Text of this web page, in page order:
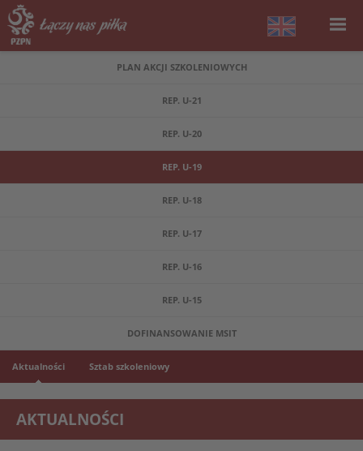
PLAN AKCJI SZKOLENIOWYCH
REP. U-21
REP. U-20
REP. U-19
REP. U-18
REP. U-17
REP. U-16
REP. U-15
DOFINANSOWANIE MSIT
Aktualności Sztab szkoleniowy
AKTUALNOŚCI